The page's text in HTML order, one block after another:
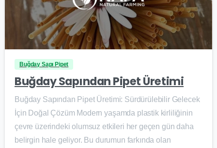
Buğday Sapı Pipet
Buğday Sapından Pipet Üretimi
Buğday Sapından Pipet Üretimi: Sürdürülebilir Gelecek
İçin Doğal Çözüm Modern yaşamda plastik kirliliğinin
çevre üzerindeki olumsuz etkileri her geçen gün daha
belirgin hale geliyor. Bu durumun farkında olan